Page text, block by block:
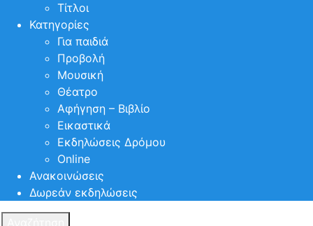
Τίτλοι
Κατηγορίες
Για παιδιά
Προβολή
Μουσική
Θέατρο
Αφήγηση – Βιβλίο
Εικαστικά
Εκδηλώσεις Δρόμου
Online
Ανακοινώσεις
Δωρεάν εκδηλώσεις